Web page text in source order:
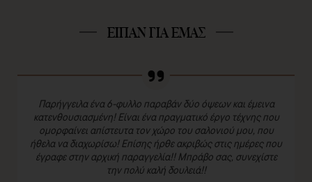
ΕΙΠΑΝ ΓΙΑ ΕΜΑΣ
Παρήγγειλα ένα 6-φυλλο παραβάν δύο όψεων και έμεινα
κατενθουσιασμένη! Είναι ένα πραγματικό έργο τέχνης που
ομορφαίνει απίστευτα τον χώρο του σαλονιού μου, που
ήθελα να διαχωρίσω! Επίσης ήρθε ακριβώς στις ημέρες που
έγραφε στην αρχική παραγγελία!! Μπράβο σας, συνεχίστε
την πολύ καλή δουλειά!!